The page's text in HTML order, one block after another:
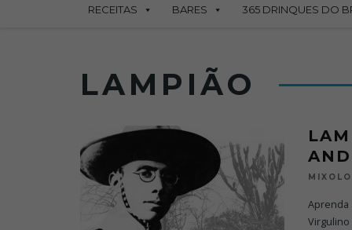
RECEITAS BARES 365 DRINQUES DO
LAMPIÃO
Aprenda
Virgulino